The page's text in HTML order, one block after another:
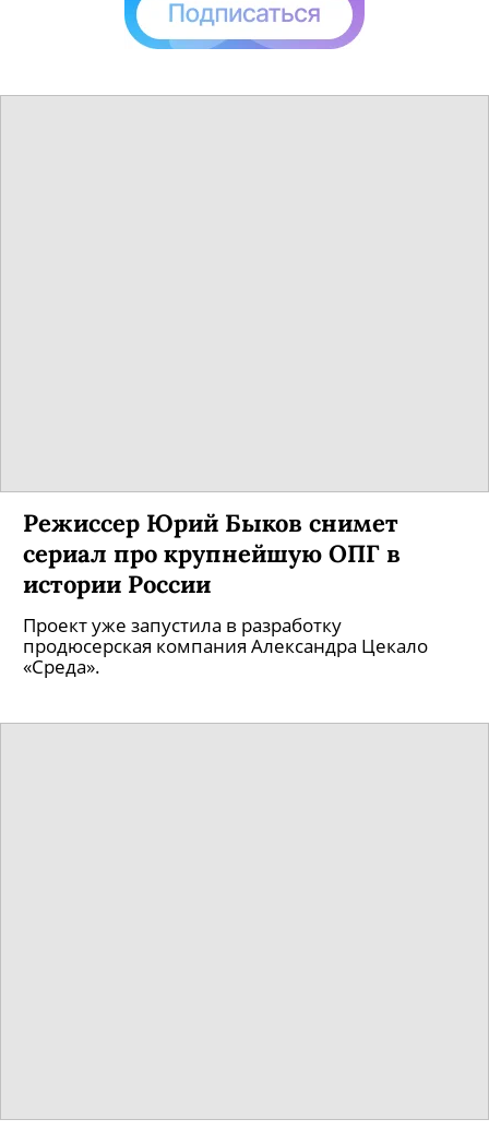
Режиссер Юрий Быков снимет
сериал про крупнейшую ОПГ в
истории России
Проект уже запустила в разработку
продюсерская компания Александра Цекало
«Среда».